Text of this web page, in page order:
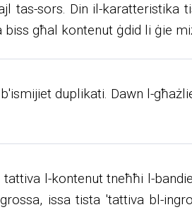
tas-sors. Din il-karatteristika
għal kontenut ġdid li ġie
duplikati. Dawn l-
l-kontenut tneħħi l-
issa tista 'tattiva bl-